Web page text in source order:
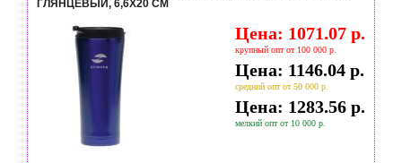
ГЛЯНЦЕВЫЙ, 6,6Х20 СМ
Цена: 1071.07 р.
крупный опт от 100 000 р.
Цена: 1146.04 р.
средний опт от 50 000 р.
Цена: 1283.56 р.
мелкий опт от 10 000 р.